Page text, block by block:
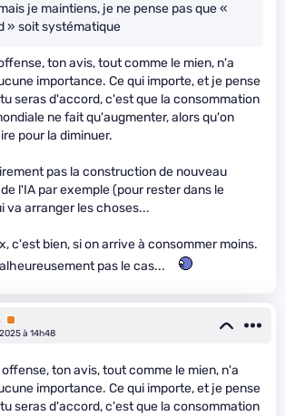
je maintiens, je ne pense pas que «
» soit systématique
ton avis, tout comme le mien, n'a
importance. Ce qui importe, et je pense
seras d'accord, c'est que la consommation
ne fait qu'augmenter, alors qu'on
pour la diminuer.
pas la construction de nouveau
l'IA par exemple (pour rester dans le
va arranger les choses...
c'est bien, si on arrive à consommer moins.
pas le cas...
Premium
à 14h48
ton avis, tout comme le mien, n'a
importance. Ce qui importe, et je pense
seras d'accord, c'est que la consommation